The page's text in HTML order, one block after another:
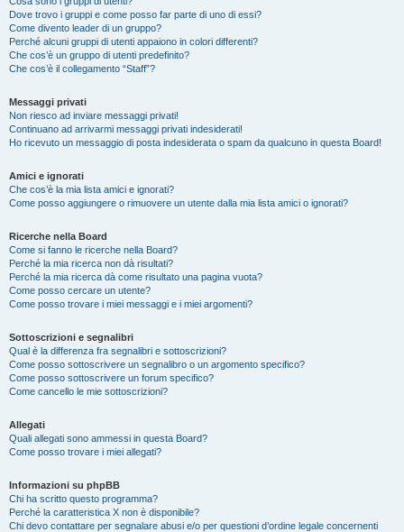
Dove trovo i gruppi e come posso far parte di uno di essi?
Come divento leader di un gruppo?
Perché alcuni gruppi di utenti appaiono in colori differenti?
Che cos’è un gruppo di utenti predefinito?
Che cos’è il collegamento “Staff”?
Messaggi privati
Non riesco ad inviare messaggi privati!
Continuano ad arrivarmi messaggi privati indesiderati!
Ho ricevuto un messaggio di posta indesiderata o spam da qualcuno in questa Board!
Amici e ignorati
Che cos’è la mia lista amici e ignorati?
Come posso aggiungere o rimuovere un utente dalla mia lista amici o ignorati?
Ricerche nella Board
Come si fanno le ricerche nella Board?
Perché la mia ricerca non dà risultati?
Perché la mia ricerca dà come risultato una pagina vuota?
Come posso cercare un utente?
Come posso trovare i miei messaggi e i miei argomenti?
Sottoscrizioni e segnalibri
Qual è la differenza fra segnalibri e sottoscrizioni?
Come posso sottoscrivere un segnalibro o un argomento specifico?
Come posso sottoscrivere un forum specifico?
Come cancello le mie sottoscrizioni?
Allegati
Quali allegati sono ammessi in questa Board?
Come posso trovare i miei allegati?
Informazioni su phpBB
Chi ha scritto questo programma?
Perché la caratteristica X non è disponibile?
Chi devo contattare per segnalare abusi e/o per questioni d’ordine legale concernenti